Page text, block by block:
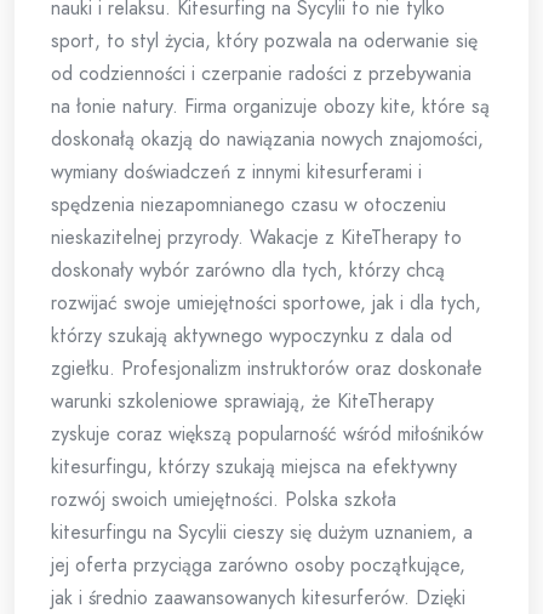
nauki i relaksu. Kitesurfing na Sycylii to nie tylko
sport, to styl życia, który pozwala na oderwanie się
od codzienności i czerpanie radości z przebywania
na łonie natury. Firma organizuje obozy kite, które są
doskonałą okazją do nawiązania nowych znajomości,
wymiany doświadczeń z innymi kitesurferami i
spędzenia niezapomnianego czasu w otoczeniu
nieskazitelnej przyrody. Wakacje z KiteTherapy to
doskonały wybór zarówno dla tych, którzy chcą
rozwijać swoje umiejętności sportowe, jak i dla tych,
którzy szukają aktywnego wypoczynku z dala od
zgiełku. Profesjonalizm instruktorów oraz doskonałe
warunki szkoleniowe sprawiają, że KiteTherapy
zyskuje coraz większą popularność wśród miłośników
kitesurfingu, którzy szukają miejsca na efektywny
rozwój swoich umiejętności. Polska szkoła
kitesurfingu na Sycylii cieszy się dużym uznaniem, a
jej oferta przyciąga zarówno osoby początkujące,
jak i średnio zaawansowanych kitesurferów. Dzięki